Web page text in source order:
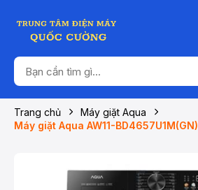
Trang chủ
Máy giặt Aqua
Máy giặt Aqua AW11-BD4657U1M(GN)